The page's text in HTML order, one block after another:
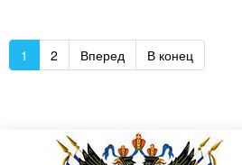
1 2 Вперед В конец